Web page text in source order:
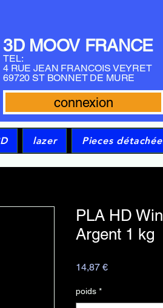
3D MOOV FRANCE
TEL:
4 RUE JEAN FRANCOIS VEYRET
69720 ST BONNET DE MURE
connexion
lazer Pieces
PLA HD
Argent 1 kg
14,87 €Prix
poids *